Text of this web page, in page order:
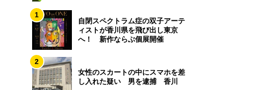
1
自閉スペクトラム症の双子アーテ
ィストが香川県を飛び出し東京
へ！ 新作ならぶ個展開催
2
女性のスカートの中にスマホを差
し入れた疑い 男を逮捕 香川